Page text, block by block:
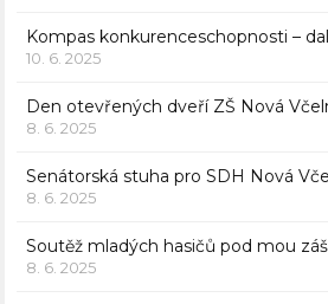
Kompas konkurenceschopnosti –
10. 6. 2025
Den otevřených dveří ZŠ Nová
8. 6. 2025
Senátorská stuha pro SDH Nová
8. 6. 2025
Soutěž mladých hasičů pod mou
8. 6. 2025